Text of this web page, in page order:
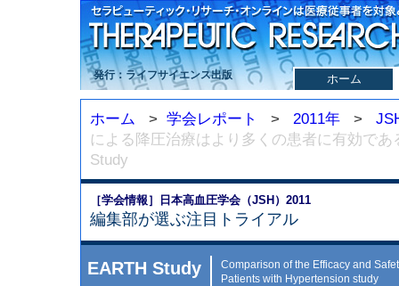
発行：ライフサイエンス出版 ホーム
ホーム > 学会レポート > 2011年 >
による降圧治療はより多くの患者に有効で
Study
［学会情報］日本高血圧学会（JSH）2011
編集部が選ぶ注目トライアル
EARTH Study
Comparison of the Efficacy and
Patients with Hypertension study